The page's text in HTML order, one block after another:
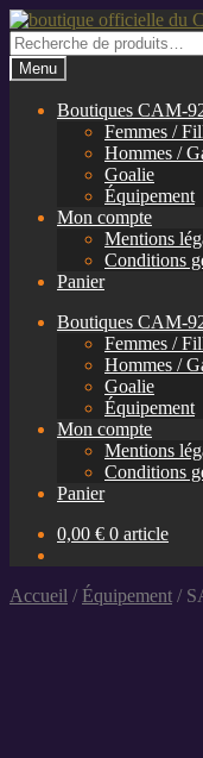
Aller
à
la
navigation
Aller
au
contenu
Recherche
pour :
Menu
Boutiques CAM-
Femmes /
Hommes /
Goalie
Équipement
Mon compte
Mentions
Conditions
Panier
Boutiques CAM-
Femmes /
Hommes /
Goalie
Équipement
Mon compte
Mentions
Conditions
Panier
0,00 € 0 article
Accueil /Équipement /